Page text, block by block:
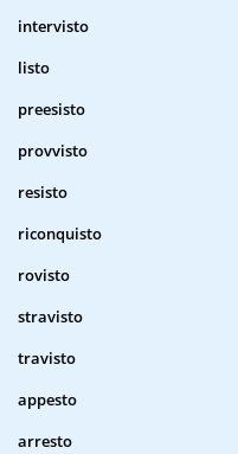
intervisto
listo
preesisto
provvisto
resisto
riconquisto
rovisto
stravisto
travisto
appesto
arresto